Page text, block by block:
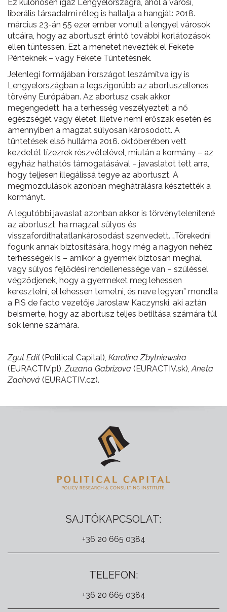
Ez különösen igaz Lengyelországra, ahol a városi,
liberális társadalmi réteg is hallatja a hangját: 2018.
március 23-án 55 ezer ember vonult a lengyel városok
utcáira, hogy az abortuszt érintő további korlátozások
ellen tüntessen. Ezt a menetet nevezték el Fekete
Pénteknek – vagy Fekete Tüntetésnek.
Jelenlegi formájában Írországot leszámítva így is
Lengyelországban a legszigorúbb az abortuszellenes
törvény Európában. Az abortusz csak akkor
megengedett, ha a terhesség veszélyezteti a nő
egészségét vagy életet, illetve nemi erőszak esetén és
amennyiben a magzat súlyosan károsodott. A
tüntetések első hulláma 2016. októberében vett
kezdetét tízezrek részvételével, miután a kormány – az
egyház hathatós támogatásával – javaslatot tett arra,
hogy teljesen illegálissá tegye az abortuszt. A
megmozdulások azonban meghátrálásra késztették a
kormányt.
A legutóbbi javaslat azonban akkor is törvénytelenítené
az abortuszt, ha magzat súlyos és
visszafordíthatatlankárosodást szenvedett. „Törekedni
fogunk annak biztosítására, hogy még a nagyon nehéz
terhességek is – amikor a gyermek biztosan meghal,
vagy súlyos fejlődési rendellenessége van – szüléssel
végződjenek, hogy a gyermeket meg lehessen
keresztelni, el lehessen temetni, és neve legyen” mondta
a PiS de facto vezetője Jaroslaw Kaczynski, aki aztán
beismerte, hogy az abortusz teljes betiltása számára túl
sok lenne számára.
Zgut Edit (Political Capital), Karolina Zbytniewska
(EURACTIV.pl),Zuzana Gabrizova (EURACTIV.sk),Aneta
Zachová (EURACTIV.cz).
SAJTÓKAPCSOLAT:
+36 20 665 0384
TELEFON:
+36 20 665 0384